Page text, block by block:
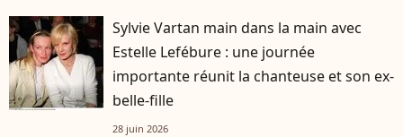
Sylvie Vartan main dans la main avec
Estelle Lefébure : une journée
importante réunit la chanteuse et son ex-
belle-fille
28 juin 2026